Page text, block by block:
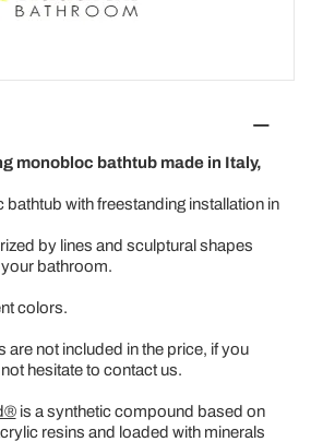
monobloc bathtub made in Italy,
with freestanding installation in
by lines and sculptural shapes
bathroom.
colors.
are not included in the price, if you
hesitate to contact us.
is a synthetic compound based on
resins and loaded with minerals